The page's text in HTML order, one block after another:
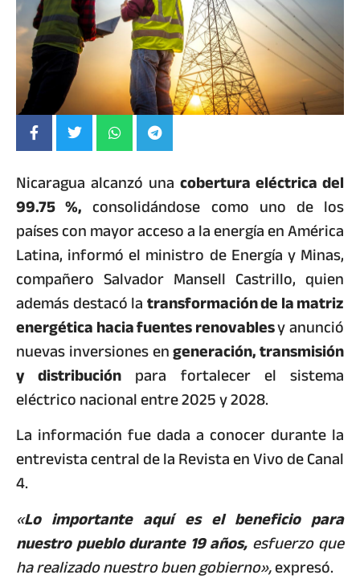
Nicaragua alcanzó una cobertura eléctrica del
99.75 %, consolidándose como uno de los
países con mayor acceso a la energía en América
Latina, informó el ministro de Energía y Minas,
compañero Salvador Mansell Castrillo, quien
además destacó latransformación de la matriz
energética hacia fuentes renovablesy anunció
nuevas inversiones engeneración, transmisión
y distribución para fortalecer el sistema
eléctrico nacional entre 2025 y 2028.
La información fue dada a conocer durante la
entrevista central de la Revista en Vivo de Canal
4.
«Lo importante aquí es el beneficio para
nuestro pueblo durante 19 años,esfuerzo que
ha realizado nuestro buen gobierno»,expresó.